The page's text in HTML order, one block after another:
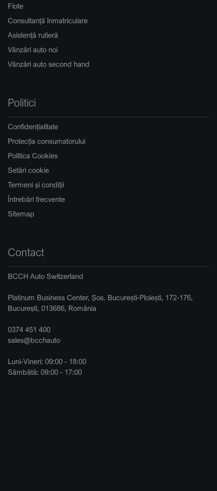
Flote
Consultanță înmatriculare
Asistență rutieră
Vânzări auto noi
Vânzări auto second hand
Politici
Confidențialitate
Protecția consumatorului
Politica Cookies
Setări cookie
Termeni și condiții
Întrebări frecvente
Sitemap
Contact
BCCH Auto Switzerland
Platinum Business Center, Șos. București-Ploiești, 172-176,
București, 013686, România
0374 451 400
sales@bcchauto
Luni-Vineri: 09:00 - 18:00
Sâmbătă: 09:00 - 17:00